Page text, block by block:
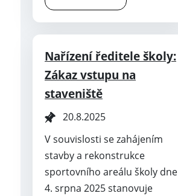
Nařízení ředitele školy:
Zákaz vstupu na
staveniště
20.8.2025
V souvislosti se zahájením
stavby a rekonstrukce
sportovního areálu školy dne
4. srpna 2025 stanovuje